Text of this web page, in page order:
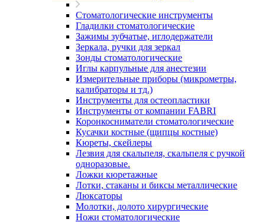
Стоматологические инструменты
Гладилки стоматологические
Зажимы зубчатые, иглодержатели
Зеркала, ручки для зеркал
Зонды стоматологические
Иглы карпульные для анестезии
Измерительные приборы (микрометры,
калибраторы и тд.)
Инструменты для остеопластики
Инструменты от компании FABRI
Коронкосниматели стоматологические
Кусачки костные (щипцы костные)
Кюреты, скейлеры
Лезвия для скальпеля, скальпеля с ручкой
одноразовые.
Ложки кюретажные
Лотки, стаканы и биксы металлические
Люксаторы
Молотки, долото хирургические
Ножи стоматологические